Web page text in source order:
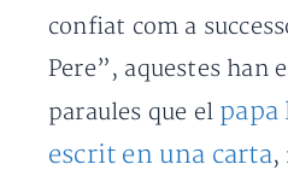
confiat com a
Pere”, aquestes han
paraules que el papa
escrit en una carta,